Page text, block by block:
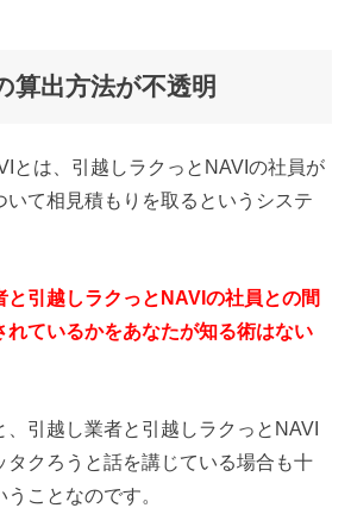
算出方法が不透明
とは、引越しラクっとNAVIの社員が
いて相見積もりを取るというシステ
と引越しラクっとNAVIの社員との間
れているかをあなたが知る術はない
引越し業者と引越しラクっとNAVI
タクろうと話を講じている場合も十
ことなのです。